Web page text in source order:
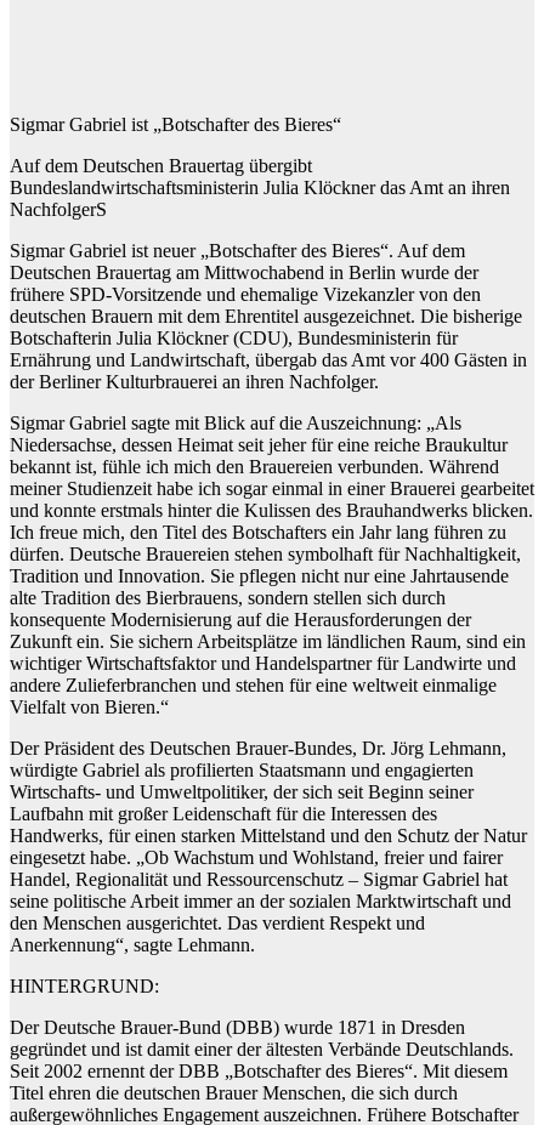
Sigmar Gabriel ist „Botschafter des Bieres“
Auf dem Deutschen Brauertag übergibt
Bundeslandwirtschaftsministerin Julia Klöckner das Amt an ihren
NachfolgerS
Sigmar Gabriel ist neuer „Botschafter des Bieres“. Auf dem
Deutschen Brauertag am Mittwochabend in Berlin wurde der
frühere SPD-Vorsitzende und ehemalige Vizekanzler von den
deutschen Brauern mit dem Ehrentitel ausgezeichnet. Die bisherige
Botschafterin Julia Klöckner (CDU), Bundesministerin für
Ernährung und Landwirtschaft, übergab das Amt vor 400 Gästen in
der Berliner Kulturbrauerei an ihren Nachfolger.
Sigmar Gabriel sagte mit Blick auf die Auszeichnung: „Als
Niedersachse, dessen Heimat seit jeher für eine reiche Braukultur
bekannt ist, fühle ich mich den Brauereien verbunden. Während
meiner Studienzeit habe ich sogar einmal in einer Brauerei gearbeitet
und konnte erstmals hinter die Kulissen des Brauhandwerks blicken.
Ich freue mich, den Titel des Botschafters ein Jahr lang führen zu
dürfen. Deutsche Brauereien stehen symbolhaft für Nachhaltigkeit,
Tradition und Innovation. Sie pflegen nicht nur eine Jahrtausende
alte Tradition des Bierbrauens, sondern stellen sich durch
konsequente Modernisierung auf die Herausforderungen der
Zukunft ein. Sie sichern Arbeitsplätze im ländlichen Raum, sind ein
wichtiger Wirtschaftsfaktor und Handelspartner für Landwirte und
andere Zulieferbranchen und stehen für eine weltweit einmalige
Vielfalt von Bieren.“
Der Präsident des Deutschen Brauer-Bundes, Dr. Jörg Lehmann,
würdigte Gabriel als profilierten Staatsmann und engagierten
Wirtschafts- und Umweltpolitiker, der sich seit Beginn seiner
Laufbahn mit großer Leidenschaft für die Interessen des
Handwerks, für einen starken Mittelstand und den Schutz der Natur
eingesetzt habe. „Ob Wachstum und Wohlstand, freier und fairer
Handel, Regionalität und Ressourcenschutz – Sigmar Gabriel hat
seine politische Arbeit immer an der sozialen Marktwirtschaft und
den Menschen ausgerichtet. Das verdient Respekt und
Anerkennung“, sagte Lehmann.
HINTERGRUND:
Der Deutsche Brauer-Bund (DBB) wurde 1871 in Dresden
gegründet und ist damit einer der ältesten Verbände Deutschlands.
Seit 2002 ernennt der DBB „Botschafter des Bieres“. Mit diesem
Titel ehren die deutschen Brauer Menschen, die sich durch
außergewöhnliches Engagement auszeichnen. Frühere Botschafter